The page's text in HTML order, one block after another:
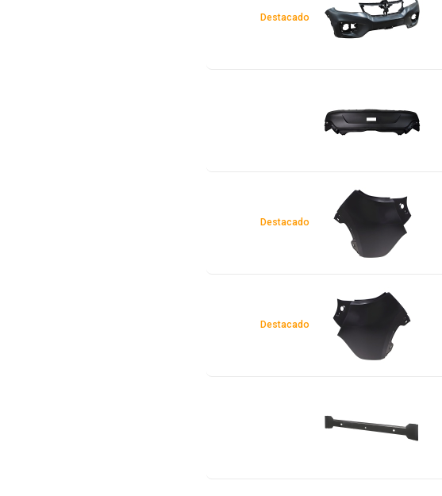
Destacado
Destacado
Destacado